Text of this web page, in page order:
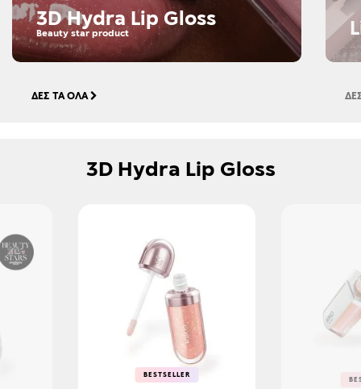
3D Hydra Lip Gloss
Beauty star product
ΔΕΣ ΤΑ ΌΛΑ
3D Hydra Lip Gloss
BESTSELLER
BESTSELLER